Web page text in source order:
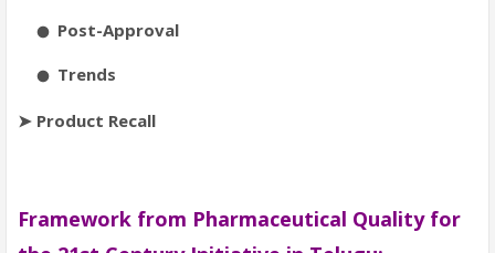
Post-Approval
Trends
➤ Product Recall
Framework from Pharmaceutical Quality for